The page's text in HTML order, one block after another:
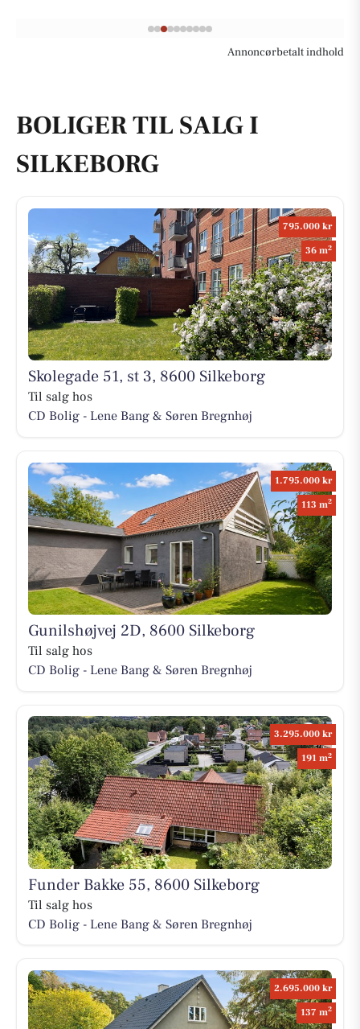
Annoncørbetalt indhold
BOLIGER TIL SALG I
SILKEBORG
795.000 kr
36 m2
Skolegade 51, st 3, 8600 Silkeborg
Til salg hos
CD Bolig - Lene Bang & Søren Bregnhøj
1.795.000 kr
113 m2
Gunilshøjvej 2D, 8600 Silkeborg
Til salg hos
CD Bolig - Lene Bang & Søren Bregnhøj
3.295.000 kr
191 m2
Funder Bakke 55, 8600 Silkeborg
Til salg hos
CD Bolig - Lene Bang & Søren Bregnhøj
2.695.000 kr
137 m2